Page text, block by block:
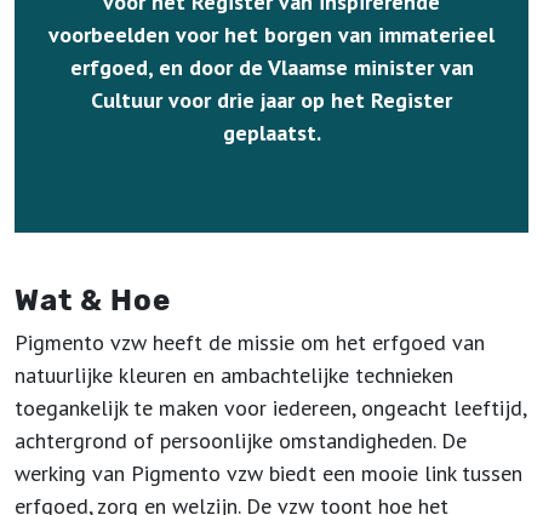
voorbeelden voor het borgen van immaterieel
erfgoed, en door de Vlaamse minister van
Cultuur voor drie jaar op het Register
geplaatst.
Wat & Hoe
Pigmento vzw heeft de missie om het erfgoed van
natuurlijke kleuren en ambachtelijke technieken
toegankelijk te maken voor iedereen, ongeacht leeftijd,
achtergrond of persoonlijke omstandigheden. De
werking van Pigmento vzw biedt een mooie link tussen
erfgoed, zorg en welzijn. De vzw toont hoe het